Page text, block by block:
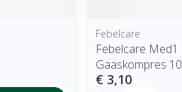
Febelcare
Febelcare Med1
Gaaskompres
€ 3,10